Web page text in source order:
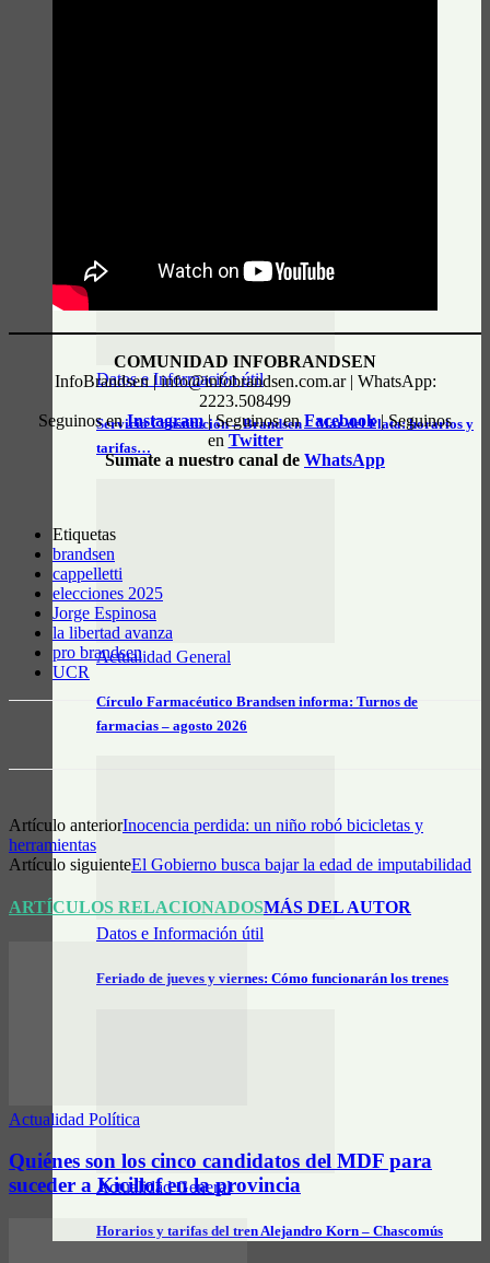
Datos e Información útil
Servicio Constitución – Brandsen – Mar del Plata: horarios y
tarifas…
Actualidad General
Círculo Farmacéutico Brandsen informa: Turnos de
farmacias – agosto 2026
Datos e Información útil
Feriado de jueves y viernes: Cómo funcionarán los trenes
Actualidad General
Horarios y tarifas del tren Alejandro Korn – Chascomús
COMUNIDAD INFOBRANDSEN
InfoBrandsen | info@infobrandsen.com.ar | WhatsApp:
2223.508499
Seguinos enInstagram| Seguinos enFacebook| Seguinos
en Twitter
Sumate a nuestro canal de WhatsApp
Etiquetas
brandsen
cappelletti
elecciones 2025
Jorge Espinosa
la libertad avanza
pro brandsen
UCR
Artículo anteriorInocencia perdida: un niño robó bicicletas y
herramientas
Artículo siguienteEl Gobierno busca bajar la edad de imputabilidad
ARTÍCULOS RELACIONADOSMÁS DEL AUTOR
Actualidad Política
Quiénes son los cinco candidatos del MDF para
suceder a Kicillof en la provincia